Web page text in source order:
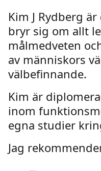
Kim J Rydberg
bryr sig om allt
målmedveten
av människors
välbefinnande.
Kim är
inom
egna studier
Jag